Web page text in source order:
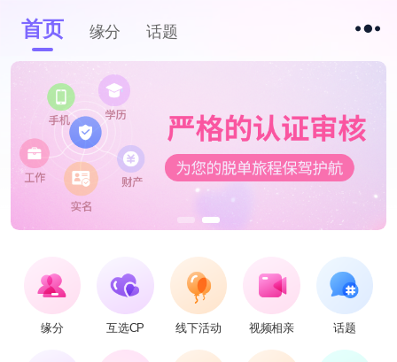
首页 缘分 话题
缘分 互选CP 线下活动 视频相亲 话题